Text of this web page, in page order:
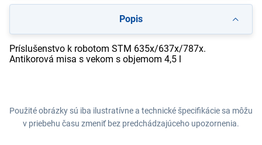
Popis
Príslušenstvo k robotom STM 635x/637x/787x.
Antikorová misa s vekom s objemom 4,5 l
Použité obrázky sú iba ilustratívne a technické špecifikácie sa môžu
v priebehu času zmeniť bez predchádzajúceho upozornenia.